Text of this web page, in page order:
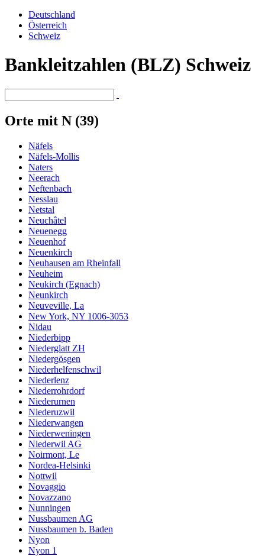
Deutschland
Österreich
Schweiz
Bankleitzahlen (BLZ) Schweiz
Orte mit N (39)
Näfels
Näfels-Mollis
Naters
Neerach
Neftenbach
Nesslau
Netstal
Neuchâtel
Neuenegg
Neuenhof
Neuenkirch
Neuhausen am Rheinfall
Neuheim
Neukirch (Egnach)
Neunkirch
Neuveville, La
New York, NY 1006-3053
Nidau
Niederbipp
Niederglatt ZH
Niedergösgen
Niederhelfenschwil
Niederlenz
Niederrohrdorf
Niederurnen
Niederuzwil
Niederwangen
Niederweningen
Niederwil AG
Noirmont, Le
Nordea-Helsinki
Nottwil
Novaggio
Novazzano
Nunningen
Nussbaumen AG
Nussbaumen b. Baden
Nyon
Nyon 1